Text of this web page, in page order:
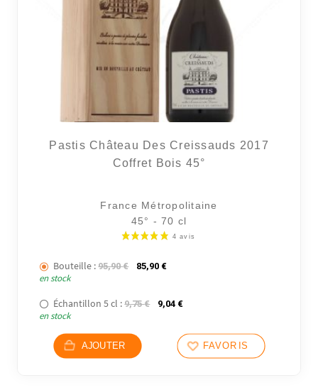
Pastis Château Des Creissauds 2017
Coffret Bois 45°
France Métropolitaine
45° - 70 cl
Bouteille : 95,90€ Le prix initial était : 95,90 €.
85,90 €Le prix actuel est : 85,90 €.
en stock
Échantillon 5 cl : 9,75€ Le prix initial était : 9,75 €.
9,04 €Le prix actuel est : 9,04 €.
en stock
AJOUTER FAVORIS